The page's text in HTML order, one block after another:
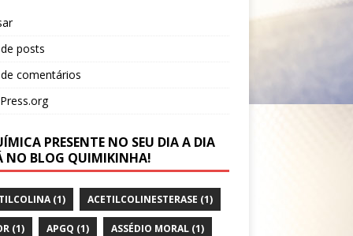
posts
comentários
PRESENTE NO SEU DIA A DIA
NO BLOG QUIMIKINHA!
(1) ACETILCOLINESTERASE (1)
(1) APGQ (1) ASSÉDIO MORAL(1)